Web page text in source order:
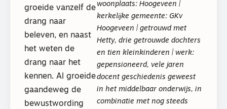
woonplaats: Hoogeveen |
kerkelĳke gemeente: GKv
Hoogeveen | getrouwd met
Hetty, drie getrouwde dochters
en tien kleinkinderen | werk:
gepensioneerd, vele jaren
docent geschiedenis geweest
in het middelbaar onderwijs, in
combinatie met nog steeds
groeide vanzelf de
drang naar
beleven, en naast
het weten de
drang naar het
kennen. Al groeide
gaandeweg de
bewustwording